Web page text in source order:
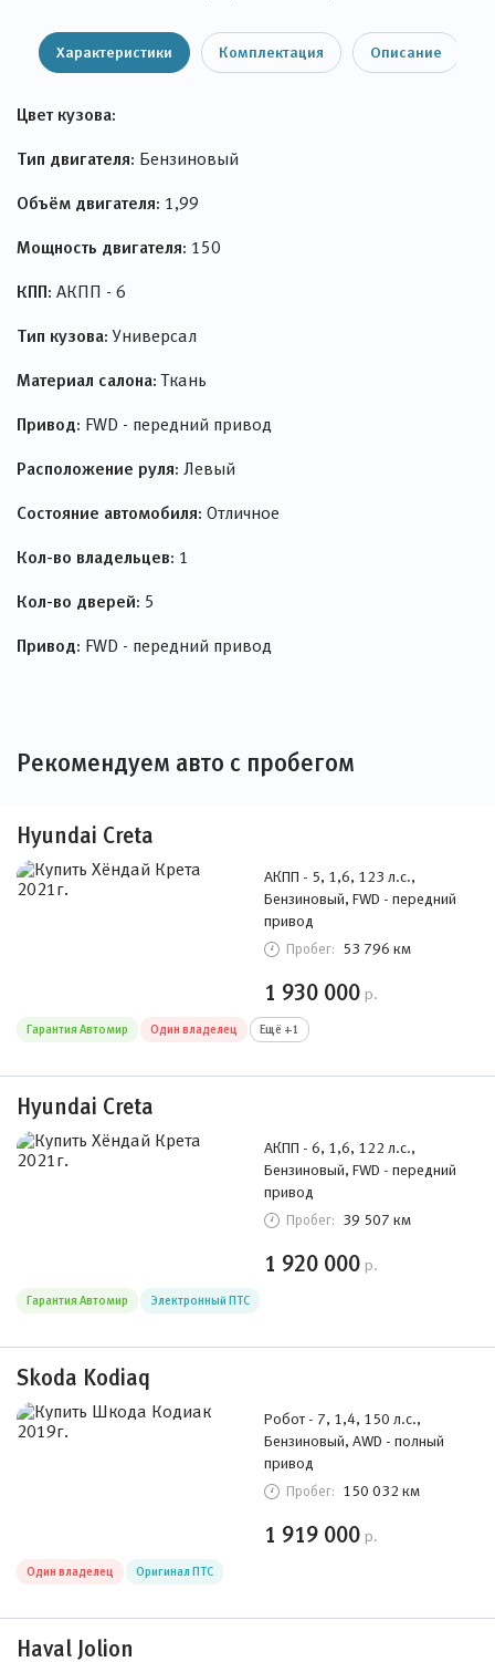
Характеристики Комплектация Описание
Цвет кузова:
Тип двигателя: Бензиновый
Объём двигателя: 1,99
Мощность двигателя: 150
КПП: АКПП - 6
Тип кузова: Универсал
Материал салона: Ткань
Привод: FWD - передний привод
Расположение руля: Левый
Состояние автомобиля: Отличное
Кол-во владельцев: 1
Кол-во дверей: 5
Привод: FWD - передний привод
Рекомендуем авто с пробегом
Hyundai Creta
АКПП - 5, 1,6, 123 л.с.,
Бензиновый, FWD - передний
привод
Пробег: 53 796 км
1 930 000 р.
Гарантия Автомир Один владелец Ещё +1
Hyundai Creta
АКПП - 6, 1,6, 122 л.с.,
Бензиновый, FWD - передний
привод
Пробег: 39 507 км
1 920 000 р.
Гарантия Автомир Электронный ПТС
Skoda Kodiaq
Робот - 7, 1,4, 150 л.с.,
Бензиновый, AWD - полный
привод
Пробег: 150 032 км
1 919 000 р.
Один владелец Оригинал ПТС
Haval Jolion